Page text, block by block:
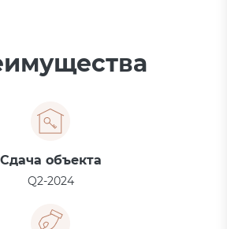
Сдача объекта
Q2-2024